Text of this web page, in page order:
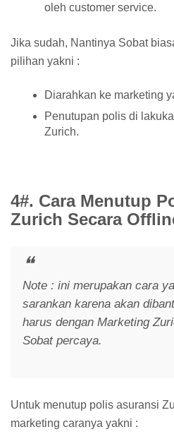
oleh customer service.
Jika sudah, Nantinya Sobat
pilihan yakni :
Diarahkan ke marketing
Penutupan polis di
Zurich.
4#. Cara Menutup
Zurich Secara
Note : ini merupakan cara
sarankan karena akan
harus dengan Marketing
Sobat percaya.
Untuk menutup polis asuransi
marketing caranya yakni :